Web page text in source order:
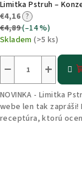
Limitka Pstruh –
€4,16 ?
€4,89(–14 %)
Skladem(>5 ks)
+
−
NOVINKA - Limitka
webe len tak zapráši!
receptúra, ktorú